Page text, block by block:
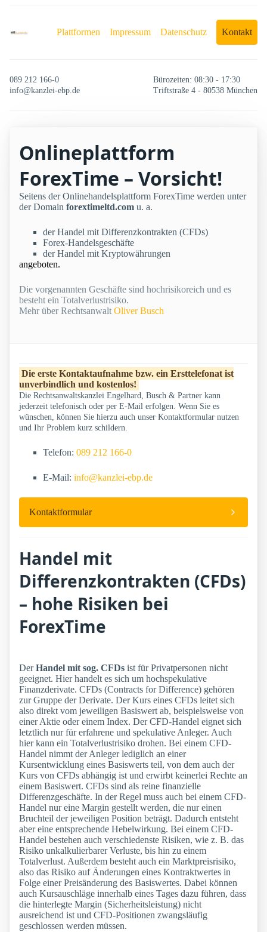
Plattformen Impressum Datenschutz Kontakt
089 212 166-0
info@kanzlei-ebp.de
Bürozeiten: 08:30 - 17:30
Triftstraße 4 - 80538 München
Onlineplattform
ForexTime – Vorsicht!
Seitens der Onlinehandelsplattform ForexTime werden unter
der Domain forextimeltd.com u. a.
der Handel mit Differenzkontrakten (CFDs)
Forex-Handelsgeschäfte
der Handel mit Kryptowährungen
angeboten.
Die vorgenannten Geschäfte sind hochrisikoreich und es
besteht ein Totalverlustrisiko.
Mehr über Rechtsanwalt Oliver Busch
Die erste Kontaktaufnahme bzw. ein Ersttelefonat ist
unverbindlich und kostenlos!
Die Rechtsanwaltskanzlei Engelhard, Busch & Partner kann
jederzeit telefonisch oder per E-Mail erfolgen. Wenn Sie es
wünschen, können Sie hierzu auch unser Kontaktformular nutzen
und Ihr Problem kurz schildern.
Telefon: 089 212 166-0
E-Mail: info@kanzlei-ebp.de
Kontaktformular
Handel mit
Differenzkontrakten (CFDs)
– hohe Risiken bei
ForexTime
DerHandel mit sog. CFDs ist für Privatpersonen nicht
geeignet. Hier handelt es sich um hochspekulative
Finanzderivate. CFDs (Contracts for Difference) gehören
zur Gruppe der Derivate. Der Kurs eines CFDs leitet sich
also direkt vom jeweiligen Basiswert ab, beispielsweise von
einer Aktie oder einem Index. Der CFD-Handel eignet sich
letztlich nur für erfahrene und spekulative Anleger. Auch
hier kann ein Totalverlustrisiko drohen. Bei einem CFD-
Handel nimmt der Anleger lediglich an einer
Kursentwicklung eines Basiswerts teil, von dem auch der
Kurs von CFDs abhängig ist und erwirbt keinerlei Rechte an
einem Basiswert. CFDs sind als reine finanzielle
Differenzgeschäfte. In der Regel muss auch bei einem CFD-
Handel nur eine Margin gestellt werden, die nur einen
Bruchteil der jeweiligen Position beträgt. Dadurch entsteht
aber eine entsprechende Hebelwirkung. Bei einem CFD-
Handel bestehen auch verschiedenste Risiken, wie z. B. das
Risiko unkalkulierbarer Verluste, bis hin zu einem
Totalverlust. Außerdem besteht auch ein Marktpreisrisiko,
also das Risiko auf Änderungen eines Kontraktwertes in
Folge einer Preisänderung des Basiswertes. Dabei können
auch Kursauschläge innerhalb eines Tages dazu führen, dass
die hinterlegte Margin (Sicherheitsleistung) nicht
ausreichend ist und CFD-Positionen zwangsläufig
geschlossen werden müssen.